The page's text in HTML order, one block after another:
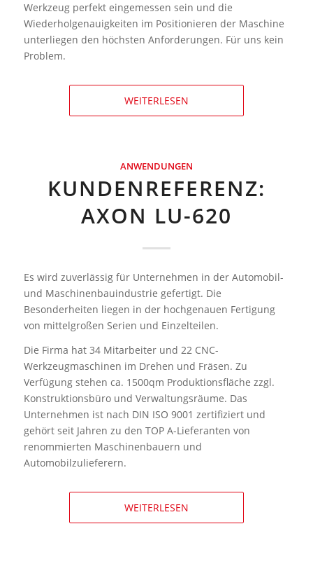
Werkzeug perfekt eingemessen sein und die
Wiederholgenauigkeiten im Positionieren der Maschine
unterliegen den höchsten Anforderungen. Für uns kein
Problem.
WEITERLESEN
ANWENDUNGEN
KUNDENREFERENZ:
AXON LU-620
Es wird zuverlässig für Unternehmen in der Automobil-
und Maschinenbauindustrie gefertigt. Die
Besonderheiten liegen in der hochgenauen Fertigung
von mittelgroßen Serien und Einzelteilen.
Die Firma hat 34 Mitarbeiter und 22 CNC-
Werkzeugmaschinen im Drehen und Fräsen. Zu
Verfügung stehen ca. 1500qm Produktionsfläche zzgl.
Konstruktionsbüro und Verwaltungsräume. Das
Unternehmen ist nach DIN ISO 9001 zertifiziert und
gehört seit Jahren zu den TOP A-Lieferanten von
renommierten Maschinenbauern und
Automobilzulieferern.
WEITERLESEN